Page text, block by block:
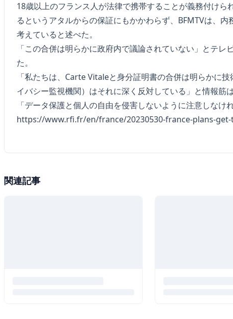
18歳以上のフランス人が法律で携帯することが義務付け
るというアタルからの保証にもかかわらず、BFMTVは、
考えていると述べた。
「この合併は明らかに政府内で議論されていない」とテ
た。
「私たちは、Carte Vitaleと身分証明書の合併は明らかに
イバシー監視機関）はそれに深く反対している」と情報筋は
「データ保護と個人の自由を侵害しないように注意しなけ
https://www.rfi.fr/en/france/20230530-france-plans-
関連記事